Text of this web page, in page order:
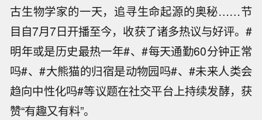
古生物学家的一天，追寻生命起源的奥秘……节
目自7月7日开播至今，收获了诸多热议与好评。#
明年或是历史最热一年#、#每天通勤60分钟正常
吗#、#大熊猫的归宿是动物园吗#、#未来人类会
趋向中性化吗#等议题在社交平台上持续发酵，获
赞“有趣又有料”。